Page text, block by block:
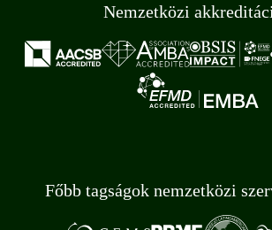
Nemzetközi
Főbb tagságok nemzetközi